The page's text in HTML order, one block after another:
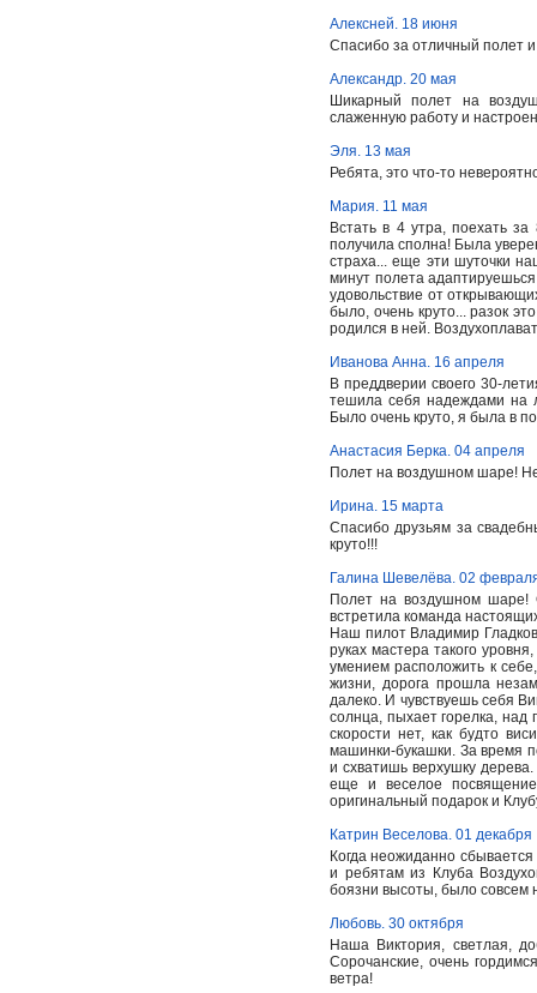
Алексней. 18 июня
Спасибо за отличный полет
Александр. 20 мая
Шикарный полет на
слаженную работу и
Эля. 13 мая
Ребята, это что-то
Мария. 11 мая
Встать в 4 утра, поехать
получила сполна! Была
страха... еще эти шуточки
минут полета
удовольствие от
было, очень круто... разок
родился в ней.
Иванова Анна. 16 апреля
В преддверии своего 30-
тешила себя надеждами на
Было очень круто, я была в
Анастасия Берка. 04 апреля
Полет на воздушном шаре!
Ирина. 15 марта
Спасибо друзьям за
круто!!!
Галина Шевелёва. 02
Полет на воздушном шаре!
встретила команда
Наш пилот Владимир
руках мастера такого
умением расположить к
жизни, дорога прошла
далеко. И чувствуешь себя
солнца, пыхает горелка,
скорости нет, как будто
машинки-букашки. За время
и схватишь верхушку
еще и веселое
оригинальный подарок и
Катрин Веселова. 01 декабря
Когда неожиданно
и ребятам из Клуба
боязни высоты, было совсем
Любовь. 30 октября
Наша Виктория, светлая,
Сорочанские, очень
ветра!